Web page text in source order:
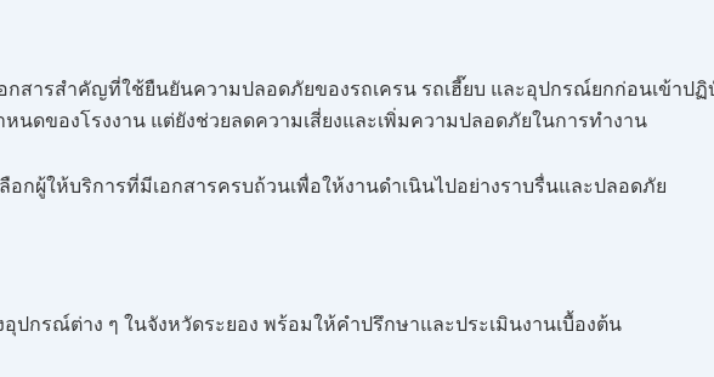
อกสารสำคัญที่ใช้ยืนยันความปลอดภัยของรถเครน รถเฮี๊ยบ และอุปกรณ์ยกก่อนเข้าป
นดของโรงงาน แต่ยังช่วยลดความเสี่ยงและเพิ่มความปลอดภัยในการทำงาน
อกผู้ให้บริการที่มีเอกสารครบถ้วนเพื่อให้งานดำเนินไปอย่างราบรื่นและปลอดภัย
ปกรณ์ต่าง ๆ ในจังหวัดระยอง พร้อมให้คำปรึกษาและประเมินงานเบื้องต้น